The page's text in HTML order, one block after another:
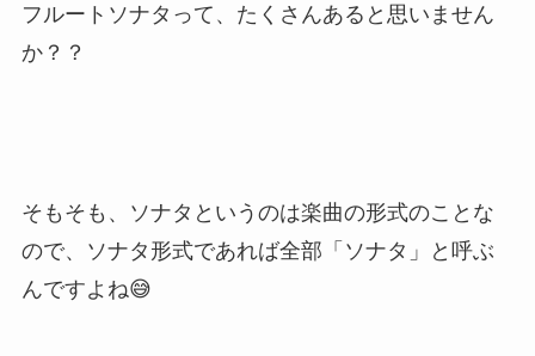
フルートソナタって、たくさんあると思いません
か？？
そもそも、ソナタというのは楽曲の形式のことな
ので、ソナタ形式であれば全部「ソナタ」と呼ぶ
んですよね😅